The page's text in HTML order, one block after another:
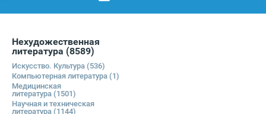
Нехудожественная
литература (8589)
Искусство. Культура (536)
Компьютерная литература (1)
Медицинская
литература (1501)
Научная и техническая
литература (1144)